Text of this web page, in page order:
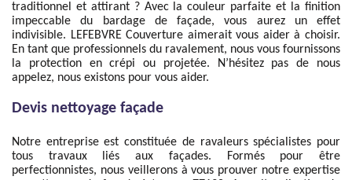
traditionnel et attirant ? Avec la couleur parfaite et la finition
impeccable du bardage de façade, vous aurez un effet
indivisible. LEFEBVRE Couverture aimerait vous aider à choisir.
En tant que professionnels du ravalement, nous vous fournissons
la protection en crépi ou projetée. N’hésitez pas de nous
appelez, nous existons pour vous aider.
Devis nettoyage façade
Notre entreprise est constituée de ravaleurs spécialistes pour
tous travaux liés aux façades. Formés pour être
perfectionnistes, nous veillerons à vous prouver notre expertise